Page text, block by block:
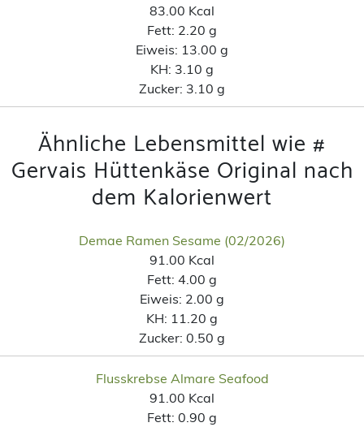
83.00 Kcal
Fett: 2.20 g
Eiweis: 13.00 g
KH: 3.10 g
Zucker: 3.10 g
Ähnliche Lebensmittel wie #
Gervais Hüttenkäse Original nach
dem Kalorienwert
Demae Ramen Sesame (02/2026)
91.00 Kcal
Fett: 4.00 g
Eiweis: 2.00 g
KH: 11.20 g
Zucker: 0.50 g
Flusskrebse Almare Seafood
91.00 Kcal
Fett: 0.90 g